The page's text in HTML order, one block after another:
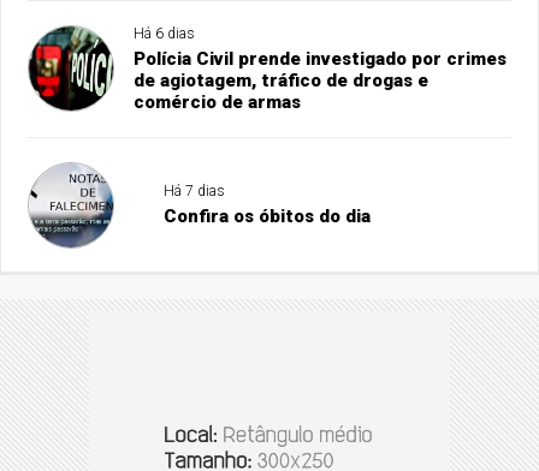
Há 6 dias
Polícia Civil prende investigado por crimes
de agiotagem, tráfico de drogas e
comércio de armas
Há 7 dias
Confira os óbitos do dia